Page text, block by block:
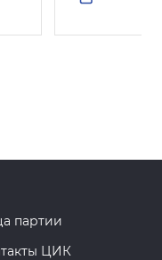
партии
ЦИК